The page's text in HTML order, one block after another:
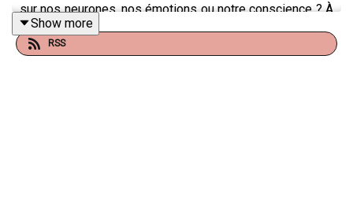
sur nos neurones, nos émotions ou notre conscience ? À
travers son regard de chercheur et de clinicien, Albert
Moukheiber nous invite à déconstruire les grands
Show more
RSS